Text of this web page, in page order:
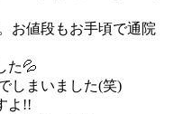
お値段もお手頃で通院
た💦
しまいました(笑)
よ!!